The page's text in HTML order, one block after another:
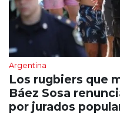
Argentina
Los rugbiers que
Báez Sosa
por jurados